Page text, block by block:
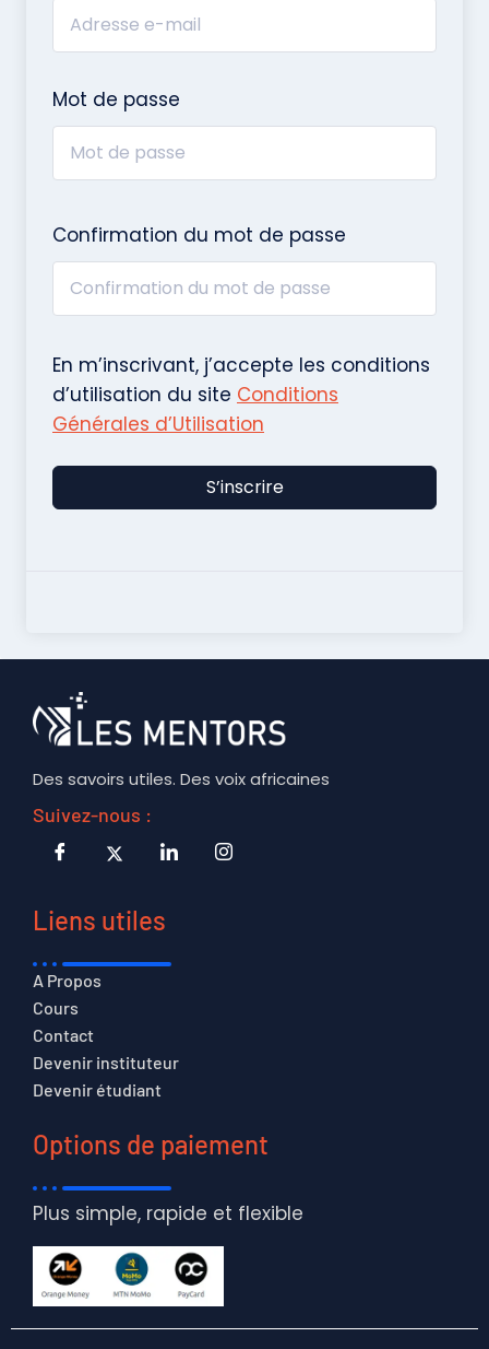
Mot de passe
Confirmation du mot de passe
En m’inscrivant, j’accepte les conditions
d’utilisation du site Conditions
Générales d’Utilisation
S’inscrire
Des savoirs utiles. Des voix africaines
Suivez-nous :
Liens utiles
A Propos
Cours
Contact
Devenir instituteur
Devenir étudiant
Options de paiement
Plus simple, rapide et flexible